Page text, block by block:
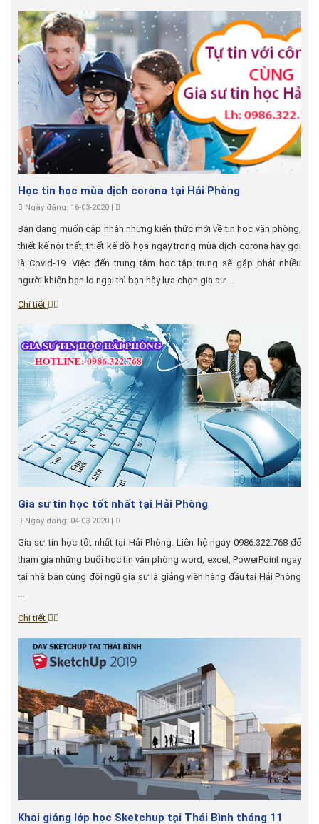
Học tin học mùa dịch corona tại Hải Phòng
Ngày đăng: 16-03-2020 |
Bạn đang muốn cập nhận những kiến thức mới về tin học văn phòng,
thiết kế nội thất, thiết kế đồ họa ngay trong mùa dịch corona hay gọi
là Covid-19. Việc đến trung tâm học tập trung sẽ gặp phải nhiều
người khiến bạn lo ngại thì bạn hãy lựa chọn gia sư ...
Chi tiết
Gia sư tin học tốt nhất tại Hải Phòng
Ngày đăng: 04-03-2020 |
Gia sư tin học tốt nhất tại Hải Phòng. Liên hệ ngay 0986.322.768 để
tham gia những buổi học tin văn phòng word, excel, PowerPoint ngay
tại nhà bạn cùng đội ngũ gia sư là giảng viên hàng đầu tại Hải Phòng
...
Chi tiết
Khai giảng lớp học Sketchup tại Thái Bình tháng 11